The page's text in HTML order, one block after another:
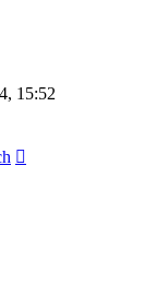
15:52